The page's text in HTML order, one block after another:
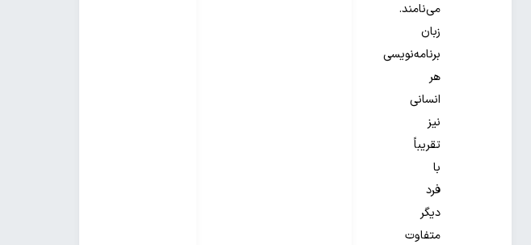
می‌نامند.
زبان
برنامه‌نویسی
هر
انسانی
نیز
تقریباً
با
فرد
دیگر
متفاوت